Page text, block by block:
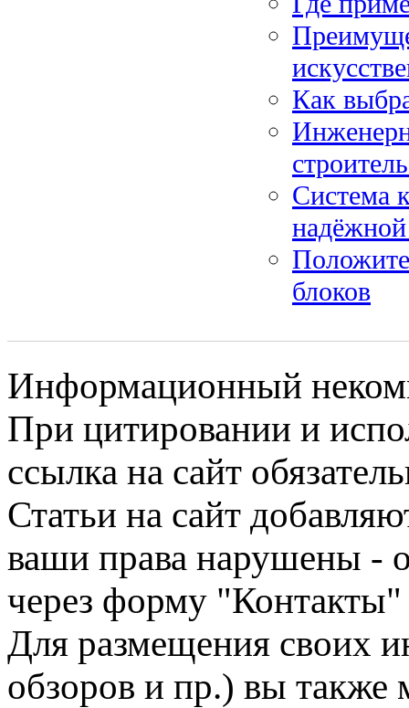
Как
Система
блоков
Информационный
При цитировании и
ссылка на сайт
Статьи на сайт
ваши права нарушены -
через форму "Контакты"
Для размещения своих
обзоров и пр.) вы также